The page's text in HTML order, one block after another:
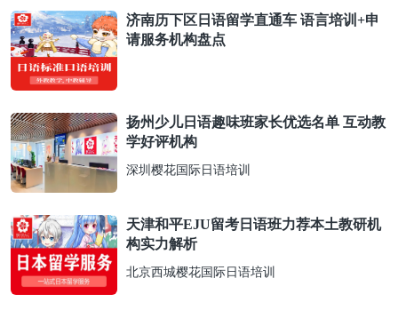
济南历下区日语留学直通车 语言培训+申
请服务机构盘点
扬州少儿日语趣味班家长优选名单 互动教
学好评机构
深圳樱花国际日语培训
天津和平EJU留考日语班力荐本土教研机
构实力解析
北京西城樱花国际日语培训